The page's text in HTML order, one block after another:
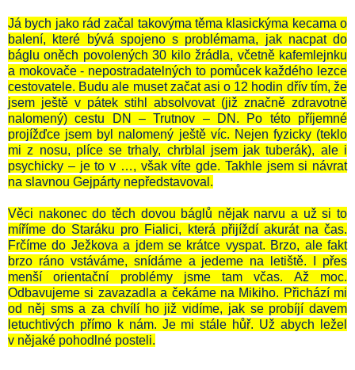
Já bych jako rád začal takovýma těma klasickýma kecama o
balení, které bývá spojeno s problémama, jak nacpat do
báglu oněch povolených 30 kilo žrádla, včetně kafemlejnku
a mokovače - nepostradatelných to pomůcek každého lezce
cestovatele. Budu ale muset začat asi o 12 hodin dřív tím, že
jsem ještě v pátek stihl absolvovat (již značně zdravotně
nalomený) cestu DN – Trutnov – DN. Po této příjemné
projížďce jsem byl nalomený ještě víc. Nejen fyzicky (teklo
mi z nosu, plíce se trhaly, chrblal jsem jak tuberák), ale i
psychicky – je to v …, však víte gde. Takhle jsem si návrat
na slavnou Gejpárty nepředstavoval.
Věci nakonec do těch dovou báglů nějak narvu a už si to
míříme do Staráku pro Fialici, která přijíždí akurát na čas.
Frčíme do Ježkova a jdem se krátce vyspat. Brzo, ale fakt
brzo ráno vstáváme, snídáme a jedeme na letiště. I přes
menší orientační problémy jsme tam včas. Až moc.
Odbavujeme si zavazadla a čekáme na Mikiho. Přichází mi
od něj sms a za chvílí ho již vidíme, jak se probíjí davem
letuchtivých přímo k nám. Je mi stále hůř. Už abych ležel
v nějaké pohodlné posteli.